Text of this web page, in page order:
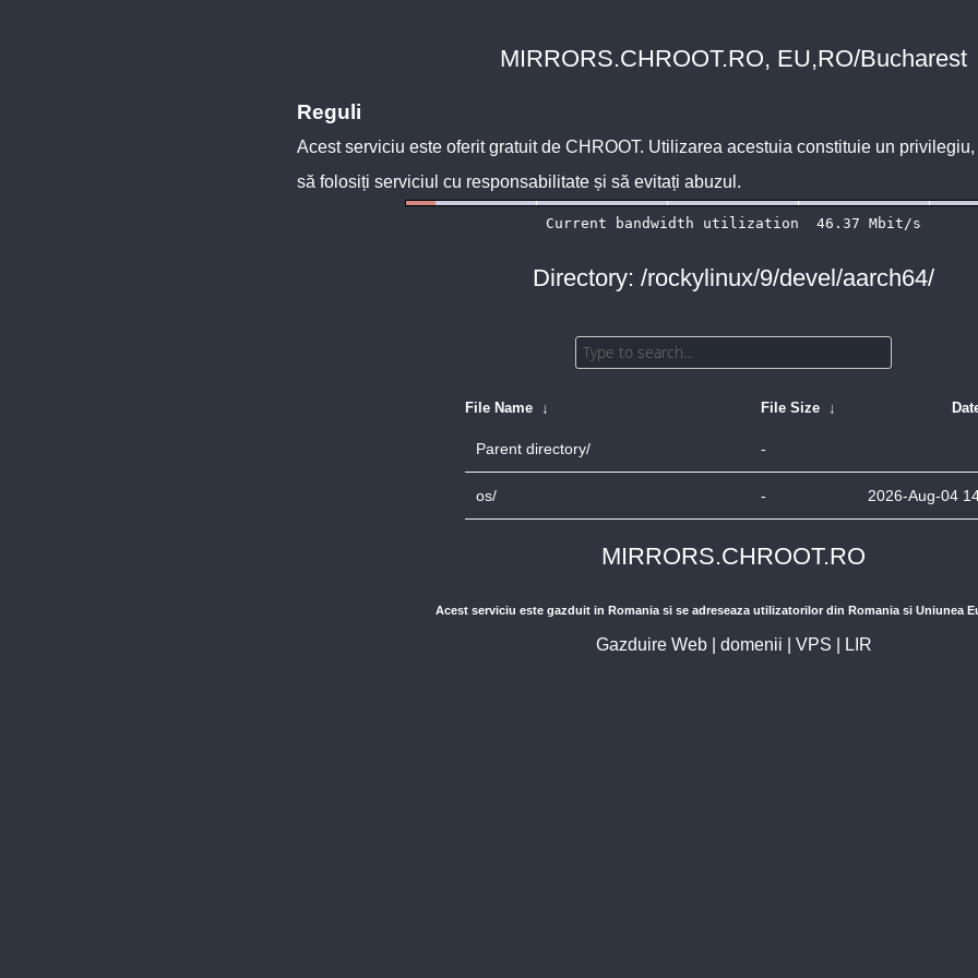
MIRRORS.CHROOT.RO, EU,RO/Bucharest
Reguli
Acest serviciu este oferit gratuit de CHROOT. Utilizarea acestuia constituie un
să folosiți serviciul cu responsabilitate și să evitați abuzul.
Directory: /rockylinux/9/devel/aarch64/
File Name ↓ File Size ↓
Parent directory/ -
os/ - 2026-Aug-04
MIRRORS.CHROOT.RO
Acest serviciu este gazduit in Romania si se adreseaza utilizatorilor din Romania si Uniunea
Gazduire Web| domenii VPS LIR